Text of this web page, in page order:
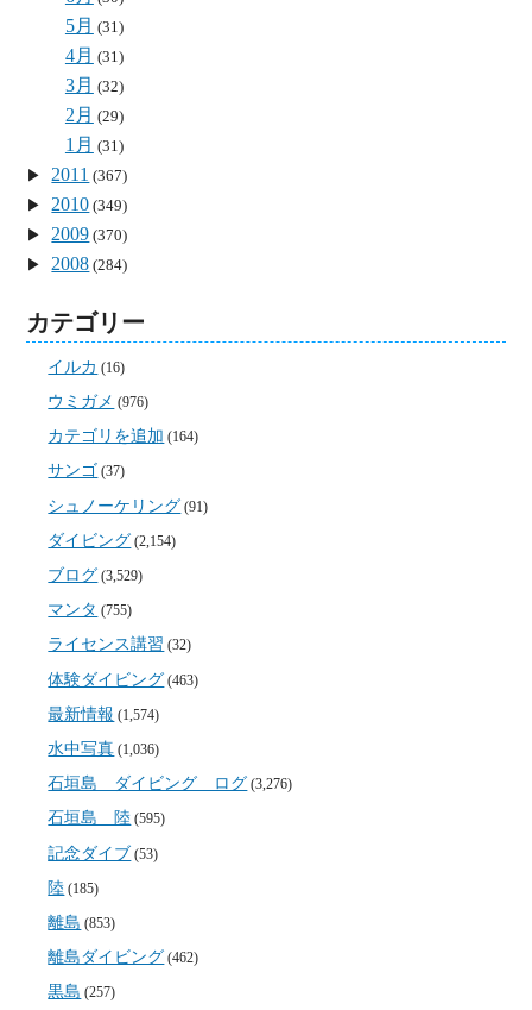
5月 (31)
4月 (31)
3月 (32)
2月 (29)
1月 (31)
2011 (367)
2010 (349)
2009 (370)
2008 (284)
カテゴリー
イルカ (16)
ウミガメ (976)
カテゴリを追加 (164)
サンゴ (37)
シュノーケリング (91)
ダイビング (2,154)
ブログ (3,529)
マンタ (755)
ライセンス講習 (32)
体験ダイビング (463)
最新情報 (1,574)
水中写真 (1,036)
石垣島 ダイビング ログ (3,276)
石垣島 陸 (595)
記念ダイブ (53)
陸 (185)
離島 (853)
離島ダイビング (462)
黒島 (257)